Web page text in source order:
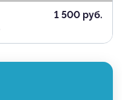
1 500 руб.